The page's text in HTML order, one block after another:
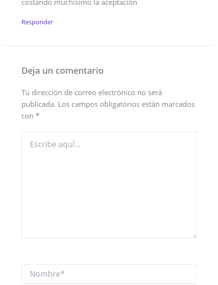
costando muchísimo la aceptación
Responder
Deja un comentario
Tu dirección de correo electrónico no será
publicada. Los campos obligatorios están marcados
con*
aquí...
Nombre*